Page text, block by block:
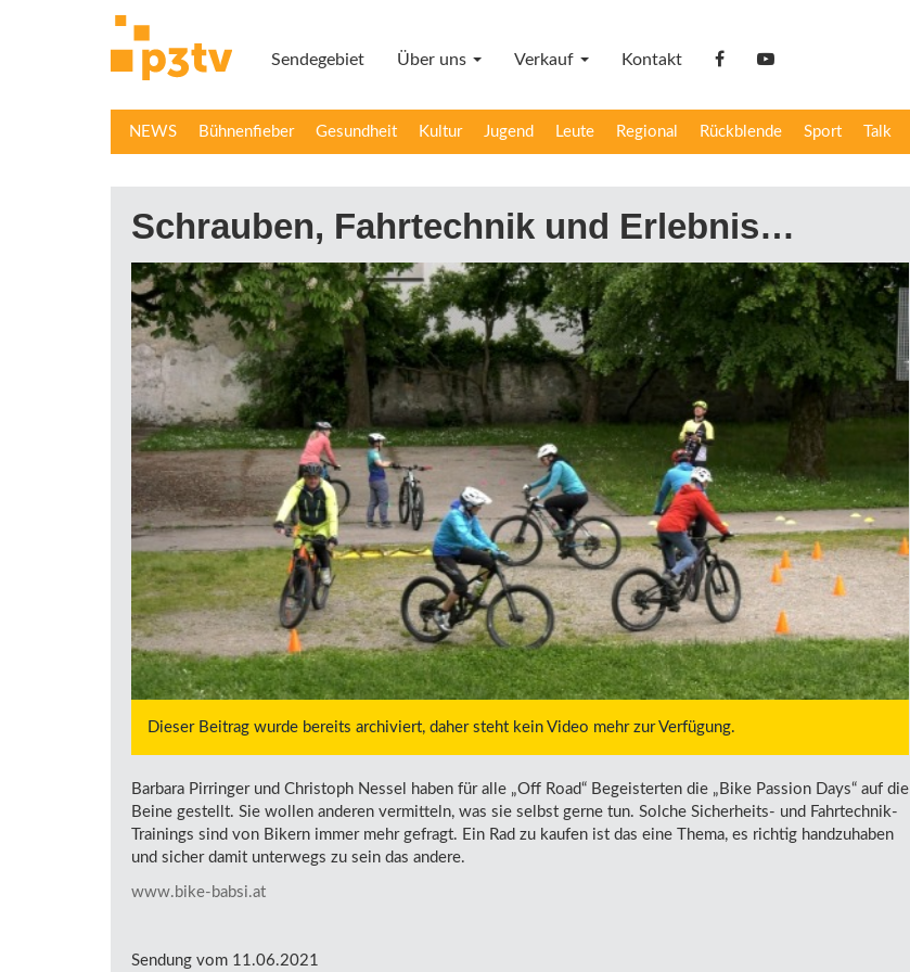
Sendegebiet Über uns Verkauf Kontakt facebookYouTube
NEWS Bühnenfieber Gesundheit Kultur Jugend Leute Regional Rückblende Sport Talk
Schrauben, Fahrtechnik und Erlebnis…
Dieser Beitrag wurde bereits archiviert, daher steht kein Video mehr zur Verfügung.
Barbara Pirringer und Christoph Nessel haben für alle „Off Road“ Begeisterten die „Bike Passion Days“ auf die
Beine gestellt. Sie wollen anderen vermitteln, was sie selbst gerne tun. Solche Sicherheits- und Fahrtechnik-
Trainings sind von Bikern immer mehr gefragt. Ein Rad zu kaufen ist das eine Thema, es richtig handzuhaben
und sicher damit unterwegs zu sein das andere.
www.bike-babsi.at
Sendung vom 11.06.2021